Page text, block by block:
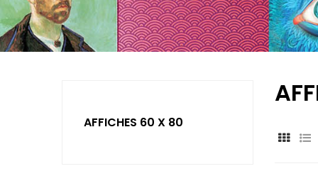
AFFICHES 60 X 80